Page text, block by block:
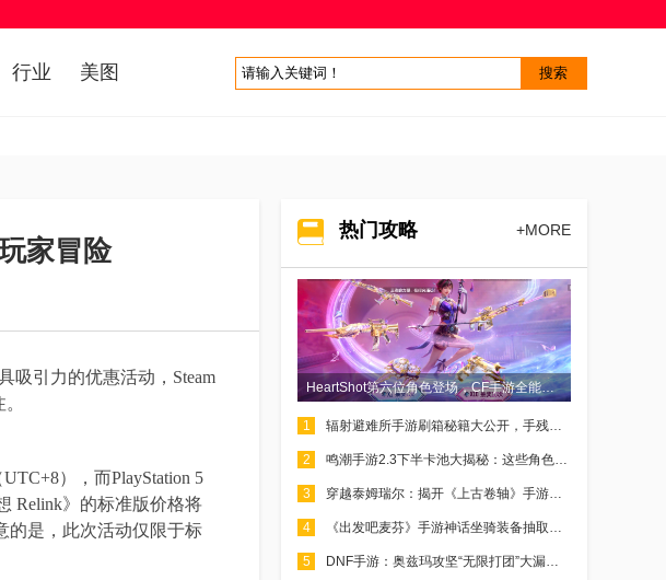
行业 美图
家冒险
吸引力的优惠活动，Steam
），而PlayStation 5
Relink》的标准版价格将
的是，此次活动仅限于标
热门攻略 +MORE
HeartShot第六位角色登场，CF手游全能英雄级虹儿角色测评
1 辐射避难所手游刷箱秘籍大公开，手残党也能轻松拿捏！
2 鸣潮手游2.3下半卡池大揭秘：这些角色不抽就亏大了！
3 穿越泰姆瑞尔：揭开《上古卷轴》手游神秘大陆的面纱
4 《出发吧麦芬》手游神话坐骑装备抽取全解析：让你少走弯路
5 DNF手游：奥兹玛攻坚“无限打团”大漏洞，第一波补偿23号已经发放